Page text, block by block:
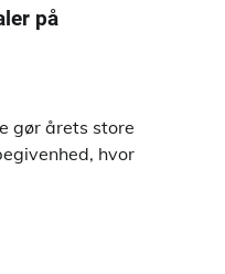
på
gør årets store
hvor